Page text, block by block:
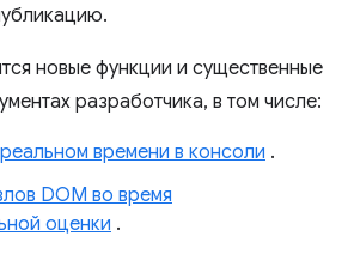
новые функции и существенные
разработчика, в том числе:
времени в консоли .
DOM во время
оценки .